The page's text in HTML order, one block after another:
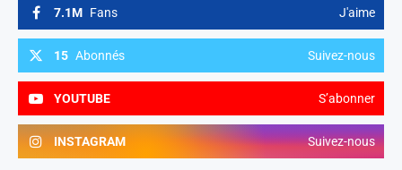
7.1M Fans J'aime
15 Abonnés Suivez-nous
YOUTUBE S’abonner
INSTAGRAM Suivez-nous